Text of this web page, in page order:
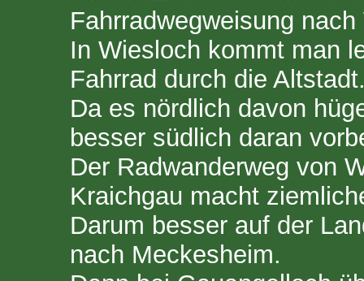
Fahrradwegweisung
In Wiesloch kommt man
Fahrrad durch die
Da es nördlich davon
besser südlich daran
Der Radwanderweg von
Kraichgau macht
Darum besser auf der
nach Meckesheim.